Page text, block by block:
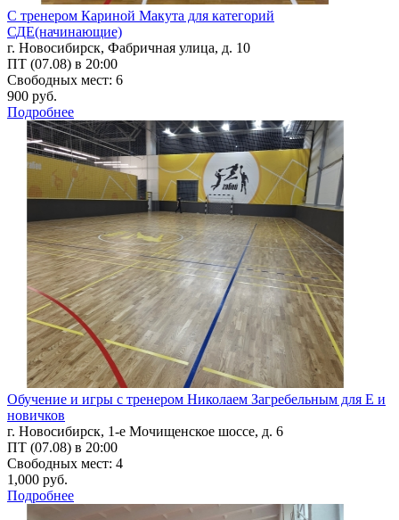
С тренером Кариной Макута для категорий
СДЕ(начинающие)
г. Новосибирск, Фабричная улица, д. 10
ПТ (07.08) в 20:00
Свободных мест: 6
900 руб.
Подробнее
Обучение и игры с тренером Николаем Загребельным для Е и
новичков
г. Новосибирск, 1-е Мочищенское шоссе, д. 6
ПТ (07.08) в 20:00
Свободных мест: 4
1,000 руб.
Подробнее